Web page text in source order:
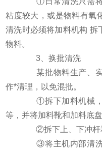
粘度较大，或是物料有氧
清洗时必须将加料机构 拆
物料。
3、换批清洗
某批物料生产、实
作*清理，以免混批。
①拆下加料机械，
等，并将加料靴和加料底
②拆下上、下冲杆和
③将主机内部清洗